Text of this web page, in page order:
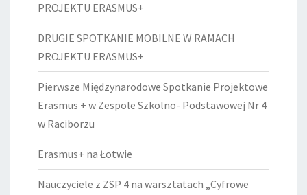
PROJEKTU ERASMUS+
DRUGIE SPOTKANIE MOBILNE W RAMACH
PROJEKTU ERASMUS+
Pierwsze Międzynarodowe Spotkanie Projektowe
Erasmus + w Zespole Szkolno- Podstawowej Nr 4
w Raciborzu
Erasmus+ na Łotwie
Nauczyciele z ZSP 4 na warsztatach „Cyfrowe